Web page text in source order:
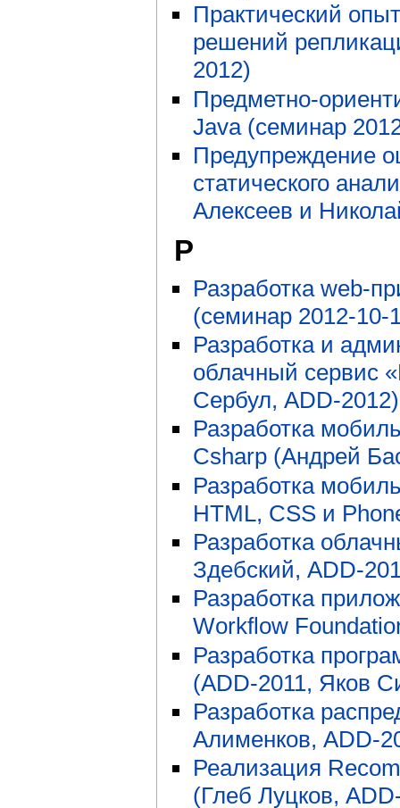
Практический
решений
2012)
Предметно-
Java (семинар
Предупреждение
статического
Алексеев и
Р
Разработка web-
(семинар 2012-10-
Разработка и
облачный сервис
Сербул, ADD-2012)
Разработка
Csharp (Андрей
Разработка
HTML, CSS и
Разработка
Здебский, ADD-
Разработка
Workflow
Разработка
(ADD-2011, Яков
Разработка
Алименков, ADD-
Реализация
(Глеб Луцков,